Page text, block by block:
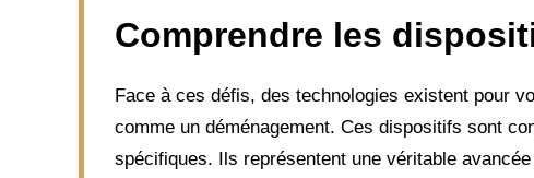
Comprendre les
Face à ces défis, des technologies existent pour
comme un déménagement. Ces dispositifs sont
spécifiques. Ils représentent une véritable